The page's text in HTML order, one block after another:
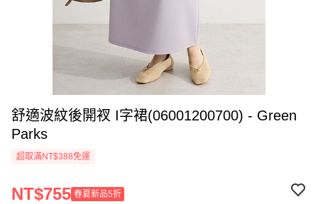
舒適波紋後開衩 I字裙(06001200700) - Green
Parks
超取滿NT$388免運
NT$755 春夏新品5折